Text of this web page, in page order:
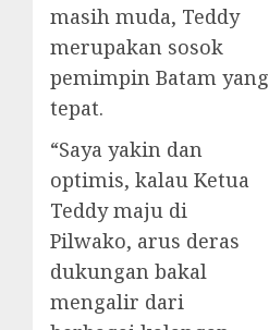
masih muda, Teddy
merupakan sosok
pemimpin Batam yang
tepat.
“Saya yakin dan
optimis, kalau Ketua
Teddy maju di
Pilwako, arus deras
dukungan bakal
mengalir dari